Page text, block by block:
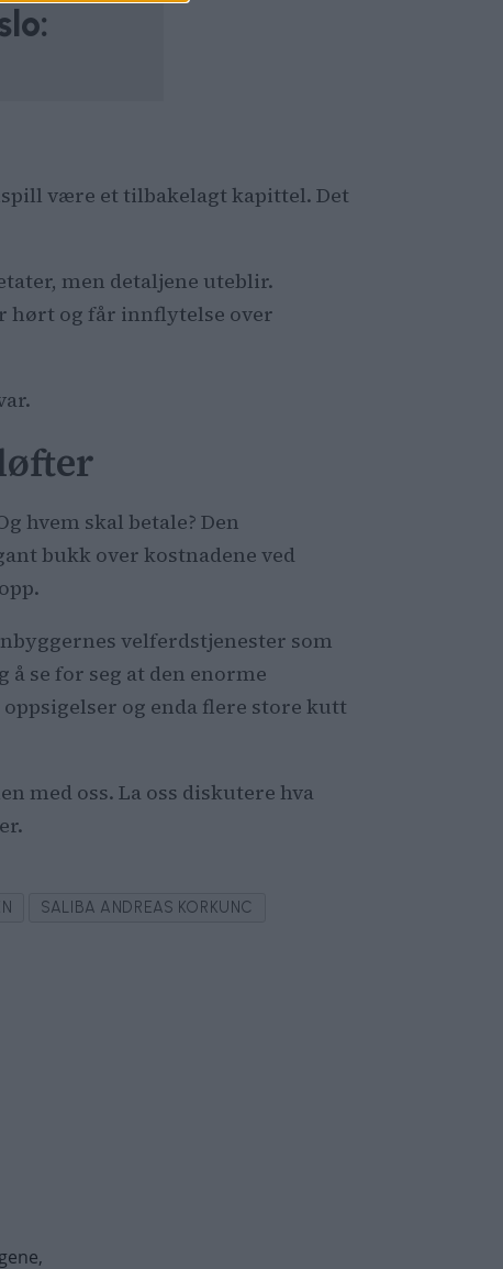
være et tilbakelagt kapittel. Det
men detaljene uteblir.
hørt og får innflytelse over
hvem skal betale? Den
bukk over kostnadene ved
velferdstjenester som
se for seg at den enorme
og enda flere store kutt
med oss. La oss diskutere hva
SALIBA ANDREAS KORKUNC